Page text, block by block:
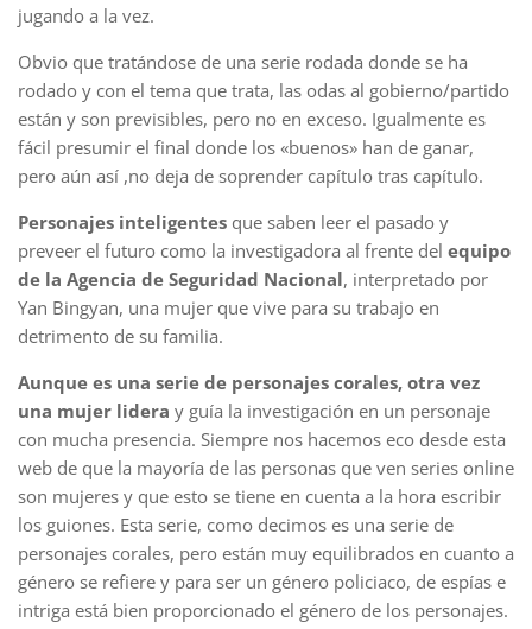
jugando a la vez.
Obvio que tratándose de una serie rodada donde se ha
rodado y con el tema que trata, las odas al gobierno/partido
están y son previsibles, pero no en exceso. Igualmente es
fácil presumir el final donde los «buenos» han de ganar,
pero aún así ,no deja de soprender capítulo tras capítulo.
Personajes inteligentes que saben leer el pasado y
preveer el futuro como la investigadora al frente del equipo
de la Agencia de Seguridad Nacional, interpretado por
Yan Bingyan, una mujer que vive para su trabajo en
detrimento de su familia.
Aunque es una serie de personajes corales, otra vez
una mujer lidera y guía la investigación en un personaje
con mucha presencia. Siempre nos hacemos eco desde esta
web de que la mayoría de las personas que ven series online
son mujeres y que esto se tiene en cuenta a la hora escribir
los guiones. Esta serie, como decimos es una serie de
personajes corales, pero están muy equilibrados en cuanto a
género se refiere y para ser un género policiaco, de espías e
intriga está bien proporcionado el género de los personajes.